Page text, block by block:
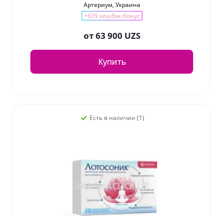
Артериум, Украина
+639 кешбэк-бонус
от63 900 UZS
Купить
Есть в наличии (1)